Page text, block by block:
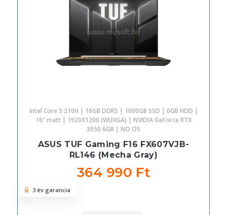
Intel Core 5 210H | 16GB DDR5 | 1000GB SSD | 0GB HDD |
16" matt | 1920X1200 (WUXGA) | NVIDIA GeForce RTX
3050 6GB | NO OS
ASUS TUF Gaming F16 FX607VJB-
RL146 (Mecha Gray)
364 990 Ft
3 év garancia